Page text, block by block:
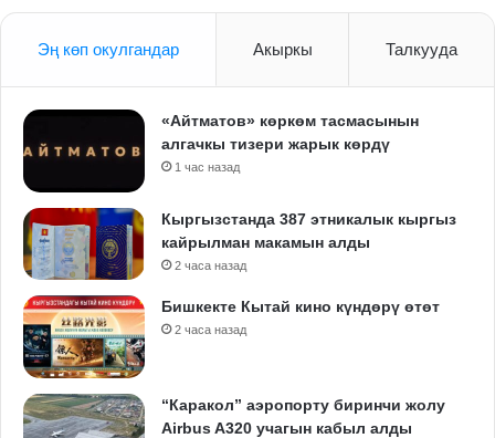
Эң көп окулгандар Акыркы Талкууда
«Айтматов» көркөм тасмасынын
алгачкы тизери жарык көрдү
1 час назад
Кыргызстанда 387 этникалык кыргыз
кайрылман макамын алды
2 часа назад
Бишкекте Кытай кино күндөрү өтөт
2 часа назад
“Каракол” аэропорту биринчи жолу
Airbus A320 учагын кабыл алды